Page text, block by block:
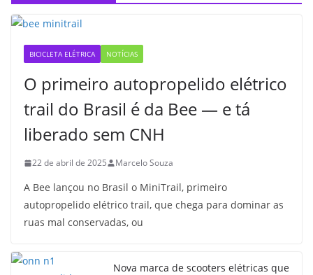
BICICLETA ELÉTRICA NOTÍCIAS
O primeiro autopropelido elétrico
trail do Brasil é da Bee — e tá
liberado sem CNH
22 de abril de 2025 Marcelo Souza
A Bee lançou no Brasil o MiniTrail, primeiro
autopropelido elétrico trail, que chega para dominar as
ruas mal conservadas, ou
Nova marca de scooters elétricas que